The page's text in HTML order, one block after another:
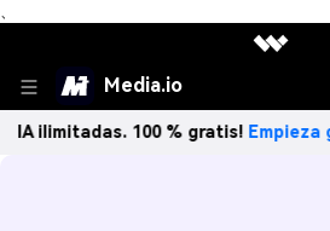
、
Media.io
100 % gratis! Empieza gratis→